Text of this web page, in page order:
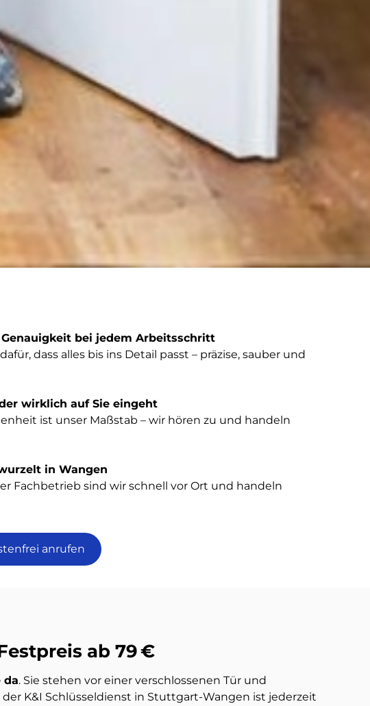
Genauigkeit bei jedem Arbeitsschritt
dass alles bis ins Detail passt – präzise, sauber und
wirklich auf Sie eingeht
ist unser Maßstab – wir hören zu und handeln
in Wangen
Fachbetrieb sind wir schnell vor Ort und handeln
anrufen
ab 79 €
da. Sie stehen vor einer verschlossenen Tür und
K&I Schlüsseldienst in Stuttgart-Wangen ist jederzeit